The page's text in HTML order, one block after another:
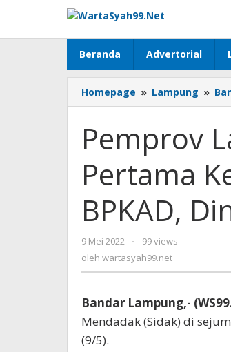
konten
Beranda Advertorial
Homepage » Lampung »
Pemprov
Pertama
BPKAD,
9 Mei 2022
oleh
wartasyah99.net
-
99 views
oleh wartasyah99.net
Bandar Lampung,-
Mendadak (Sidak) di
(9/5).